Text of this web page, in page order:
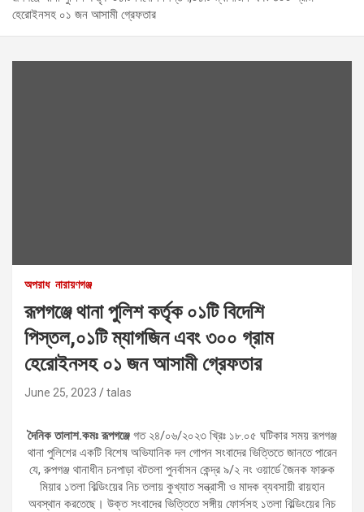
হেরোইনসহ ০১ জন আসামী গ্রেফতার
অপরাধ নারায়ণগঞ্জ
রূপগঞ্জে থানা পুলিশ কর্তৃক ০১টি বিদেশি
পিস্তল,০১টি ম্যাগজিন এবং ৩০০ গ্রাম
হেরোইনসহ ০১ জন আসামী গ্রেফতার
June 25, 2023 talas
দৈনিক তালাশ.কমঃ রূপগঞ্জে গত ২৪/০৬/২০২৩ খ্রিঃ ১৮.০৫ ঘটিকার সময় রূপগঞ্জ
থানা পুলিশের একটি বিশেষ অভিযানিক দল গোপন সংবাদের ভিত্তিতে জানতে পারেন
যে, রুপগঞ্জ থানাধীন চনপাড়া বটতলা পুনর্বাসন কেন্দ্র ৯/২ নং ওয়ার্ডে জৈনক ফারুক
মিয়ার ১তলা বিল্ডিংয়ের নিচ তলায় কুখ্যাত সন্ত্রাসী ও মাদক ব্যবসায়ী রায়হান
অবস্থান করতেছে। উক্ত সংবাদের ভিত্তিতে সঙ্গীয় ফোর্সসহ ১তলা বিল্ডিংয়ের নিচ